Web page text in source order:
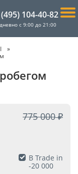
104-40-82
с 9:00 до 21:00
775 000
В Trade in
-20 000